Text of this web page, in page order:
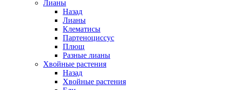
Лианы
Назад
Лианы
Клематисы
Партеноциссус
Плющ
Разные лианы
Хвойные растения
Назад
Хвойные растения